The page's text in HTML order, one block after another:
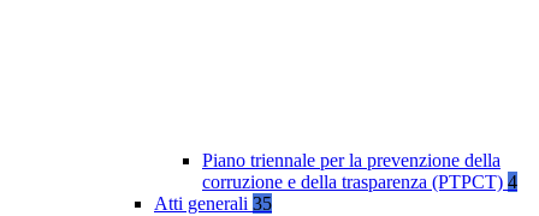
Piano triennale per la prevenzione della
corruzione e della trasparenza (PTPCT) 4
Atti generali 35